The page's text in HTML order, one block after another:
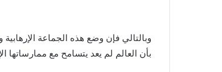
وبالتالي فإن وضع هذه الجماعة
بأن العالم لم يعد يتسامح مع ممارساتها